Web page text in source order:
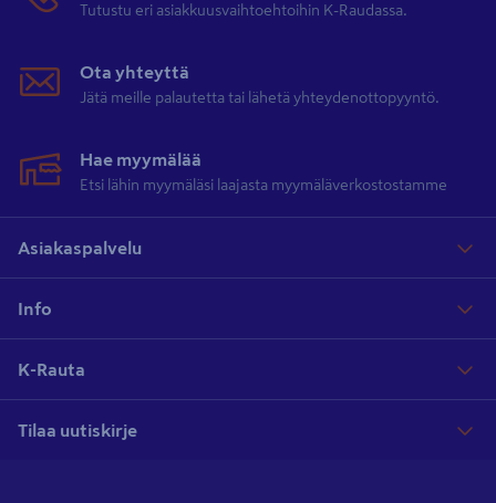
Tutustu eri asiakkuusvaihtoehtoihin K-Raudassa.
Ota yhteyttä
Jätä meille palautetta tai lähetä yhteydenottopyyntö.
Hae myymälää
Etsi lähin myymäläsi laajasta myymäläverkostostamme
Asiakaspalvelu
Info
K-Rauta
Tilaa uutiskirje